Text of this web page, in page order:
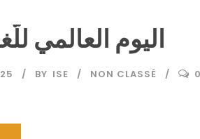
اليوم العالمي
BY ISE NON CLASSÉ